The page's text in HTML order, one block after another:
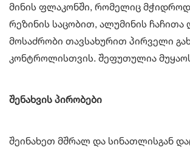
მინის ფლაკონში, რომელიც
რეზინის საცობით, ალუმინის ჩაჩითა
მოსაძრობი თავსახურით პირველი
კონტროლისთვის. შეფუთულია
შენახვის პირობები
შეინახეთ მშრალ და სინათლისგან